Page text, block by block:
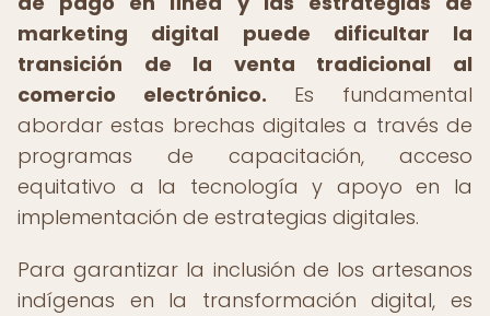
marketing digital puede dificultar la
transición de la venta tradicional al
comercio electrónico. Es fundamental
abordar estas brechas digitales a través de
programas de capacitación, acceso
equitativo a la tecnología y apoyo en la
implementación de estrategias digitales.
Para garantizar la inclusión de los artesanos
indígenas en la transformación digital, es